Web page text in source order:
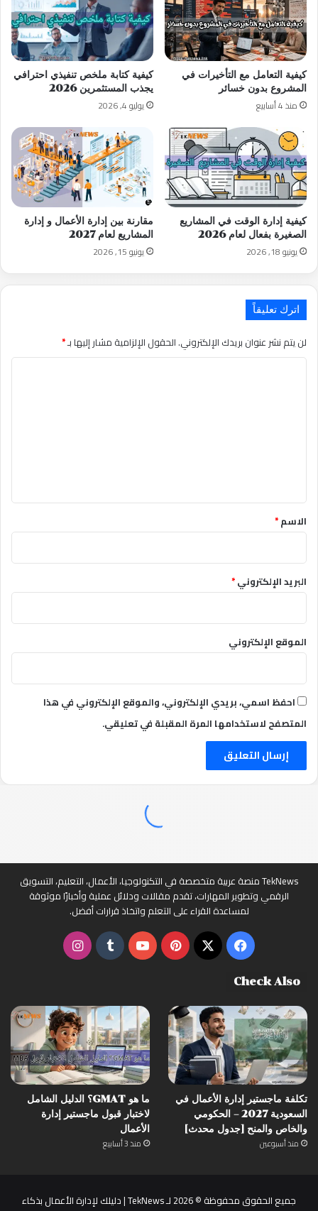
كيفية التعامل مع التأخيرات في
المشروع بدون خسائر
منذ 4 أسابيع
كيفية كتابة ملخص تنفيذي احترافي
يجذب المستثمرين 2026
يوليو 4, 2026
كيفية إدارة الوقت في المشاريع
الصغيرة بفعال لعام 2026
يونيو 18, 2026
مقارنة بين إدارة الأعمال و إدارة
المشاريع لعام 2027
يونيو 15, 2026
اترك تعليقاً
لن يتم نشر عنوان بريدك الإلكتروني.الحقول الإلزامية مشار إليها بـ*
الاسم*
البريد الإلكتروني*
الموقع الإلكتروني
احفظ اسمي، بريدي الإلكتروني، والموقع الإلكتروني في هذا
المتصفح لاستخدامها المرة المقبلة في تعليقي.
TekNews منصة عربية متخصصة في التكنولوجيا، الأعمال، التعليم، التسويق
الرقمي وتطوير المهارات، تقدم مقالات ودلائل عملية وأخبارًا موثوقة
لمساعدة القراء على التعلم واتخاذ قرارات أفضل.
فيسبوك
‫X بينتيريست‫YouTube انستقرام
Check Also
تكلفة ماجستير إدارة الأعمال في
السعودية 2027 – الحكومي
والخاص والمنح [جدول محدث]
منذ أسبوعين
ما هو GMAT؟ الدليل الشامل
لاختبار قبول ماجستير إدارة
الأعمال
منذ 3 أسابيع
جميع الحقوق محفوظة © 2026 لـ TekNews | دليلك لإدارة الأعمال بذكاء